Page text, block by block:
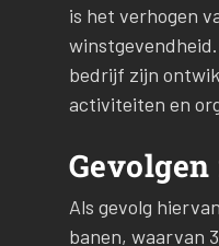
is het verhogen
bedrijf zijn
activiteiten en
Als gevolg
banen, waarvan